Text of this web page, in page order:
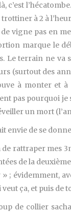
c’est
trottiner à 2 à
vigne pas en
marque le
Le terrain ne va
(surtout des
à monter et
pas pourquoi je
un mort
envie de se
rattraper mes
de la
évidemment,
ça, et puis
de collier